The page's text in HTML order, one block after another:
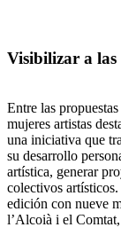
Visibilizar a las
Entre las
mujeres artistas
una iniciativa que
su desarrollo
artística, generar
colectivos
edición con nueve
l’Alcoià i el